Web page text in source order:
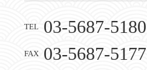
TEL 03-5687-5180
FAX 03-5687-5177